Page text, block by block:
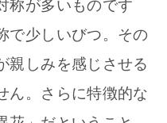
称が多いものです
で少しいびつ。その
親しみを感じさせる
ん。さらに特徴的な